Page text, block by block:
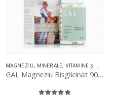
MAGNEZIU, MINERALE, VITAMINE ȘI MINERALE
GAL Magneziu Bisglicinat 90 Capsule